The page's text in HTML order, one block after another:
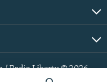
/ Radio Liberty © 2026